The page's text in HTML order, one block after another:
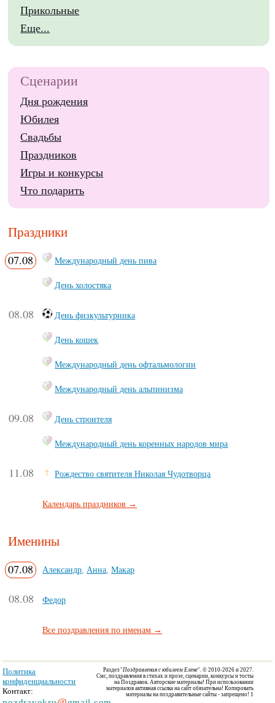
Прикольные
Еще...
Сценарии
Дня рождения
Юбилея
Свадьбы
Праздников
Игры и конкурсы
Что подарить
Праздники
07.08 Международный день пива
День холостяка
08.08 День физкультурника
День кошек
Международный день офтальмологии
Международный день альпинизма
09.08 День строителя
Международный день коренных народов мира
11.08 Рождество святителя Николая Чудотворца
Календарь праздников →
Именины
07.08 Александр Анна ,Макар
08.08 Федор
Все поздравления по именам →
Политика
конфиденциальности
Контакт:
Раздел "Поздравления с юбилеем Елене". © 2010-2026 и 2027.
Смс, поздравления в стихах и прозе, сценарии, конкурсы и тосты
на Поздравок.Авторские материалы! При использовании
материалов активная ссылка на сайт обязательна! Копировать
материалы на поздравительные сайты - запрещено! 1